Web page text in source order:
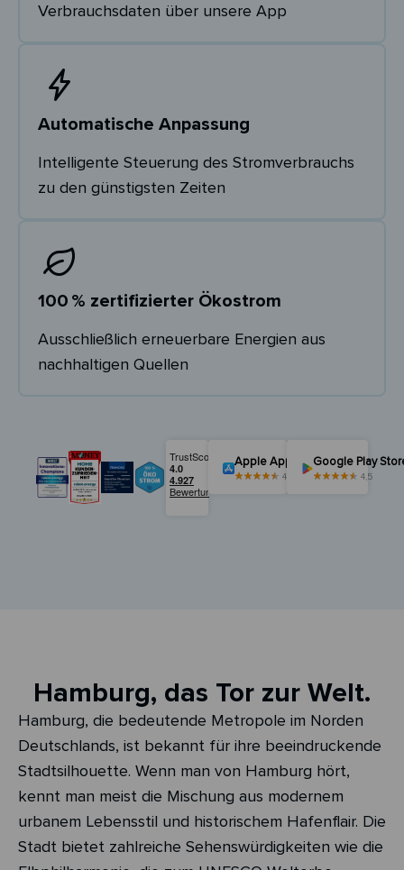
Verbrauchsdaten über unsere App
Automatische Anpassung
Intelligente Steuerung des Stromverbrauchs
zu den günstigsten Zeiten
100 % zertifizierter Ökostrom
Ausschließlich erneuerbare Energien aus
nachhaltigen Quellen
Apple App Store
4,5
Google Play
4,5
Hamburg, das Tor zur Welt.
Hamburg, die bedeutende Metropole im Norden
Deutschlands, ist bekannt für ihre beeindruckende
Stadtsilhouette. Wenn man von Hamburg hört,
kennt man meist die Mischung aus modernem
urbanem Lebensstil und historischem Hafenflair. Die
Stadt bietet zahlreiche Sehenswürdigkeiten wie die